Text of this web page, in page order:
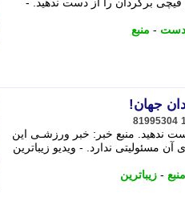
دست - منبع
جهان!
81995304
ندهید. منبع خبر: خبر ورزشـی این
و رسانه 7 در قبال محتوای آن مسئولیتی ندارد. - ویدیو زیباترین
منبع - زیباترین